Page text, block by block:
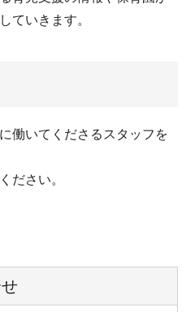
ていきます。
働いてくださるスタッフを
ださい。